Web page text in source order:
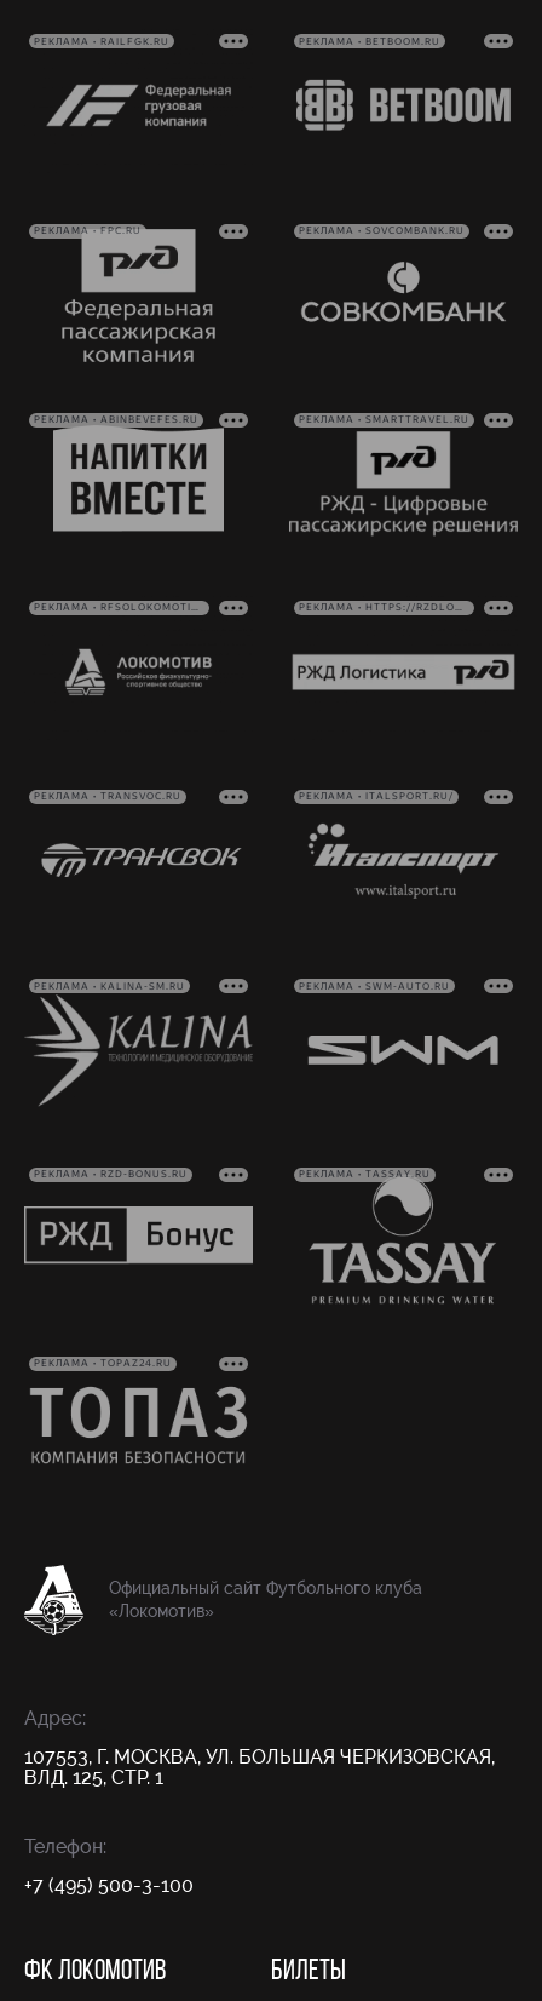
РЕКЛАМА • RAILFGK.RU РЕКЛАМА • BETBOOM.RU
РЕКЛАМА • FPC.RU РЕКЛАМА • SOVCOMBANK.RU
РЕКЛАМА • ABINBEVEFES.RU РЕКЛАМА • SMARTTRAVEL.RU
РЕКЛАМА • RFSOLOKOMOTIV.RU РЕКЛАМА • HTTPS://RZDLOG.RU/
РЕКЛАМА • TRANSVOC.RU РЕКЛАМА • ITALSPORT.RU/
РЕКЛАМА • KALINA-SM.RU РЕКЛАМА • SWM-AUTO.RU
РЕКЛАМА • RZD-BONUS.RU РЕКЛАМА • TASSAY.RU
РЕКЛАМА • TOPAZ24.RU
Официальный сайт Футбольного клуба
«Локомотив»
Адрес:
107553, Г. МОСКВА, УЛ. БОЛЬШАЯ ЧЕРКИЗОВСКАЯ,
ВЛД. 125, СТР. 1
Телефон:
+7 (495) 500-3-100
ФК ЛОКОМОТИВ БИЛЕТЫ